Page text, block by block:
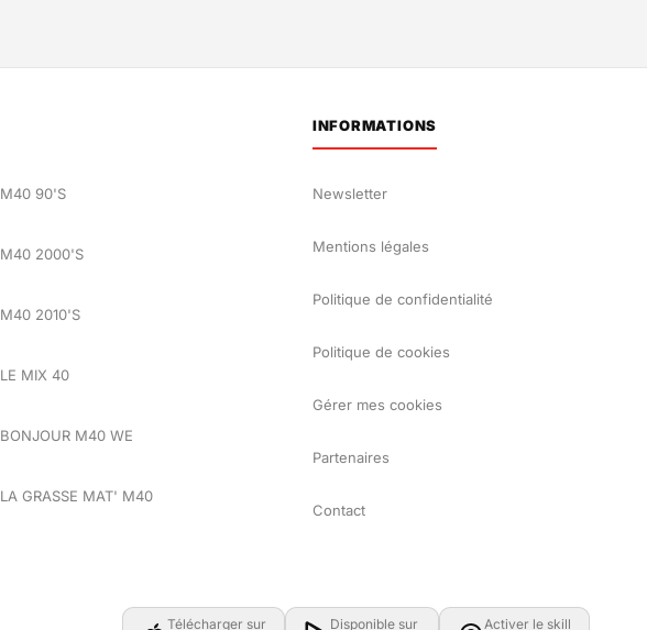
M40 90'S
M40 2000'S
M40 2010'S
LE MIX 40
BONJOUR M40 WE
LA GRASSE MAT' M40
INFORMATIONS
Newsletter
Mentions légales
Politique de confidentialité
Politique de cookies
Gérer mes cookies
Partenaires
Contact
Télécharger sur Disponible sur Activer le skill